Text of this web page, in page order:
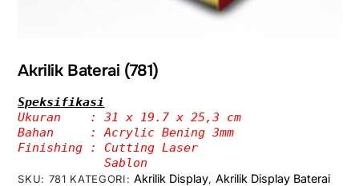
Akrilik Baterai (781)
Ukuran    : 31 x 19.7 x 25,3 cm
Bahan     : Acrylic Bening 3mm
Finishing : Cutting Laser
            Sablon
SKU: 781 KATEGORI: Akrilik Display,Akrilik Display Baterai